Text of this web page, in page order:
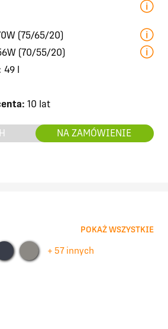
(75/65/20)
(70/55/20)
49 l
10 lat
NA ZAMÓWIENIE
POKAŻ WSZYSTKIE
+ 57 innych